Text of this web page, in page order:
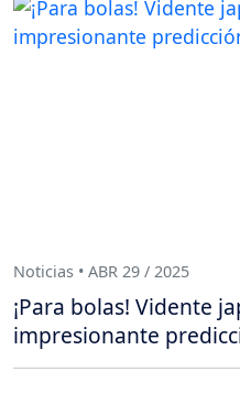
Noticias • ABR 29 / 2025
¡Para bolas! Vidente
impresionante